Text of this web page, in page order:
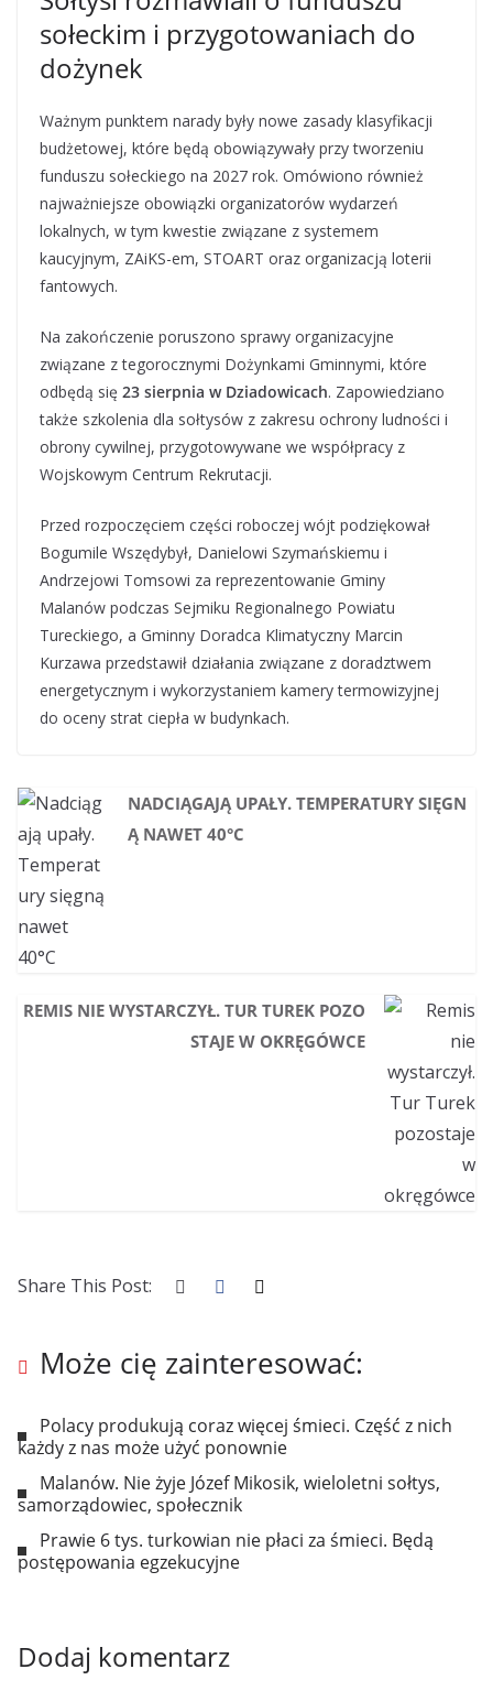
sołeckim i przygotowaniach do
dożynek
Ważnym punktem narady były nowe zasady klasyfikacji
budżetowej, które będą obowiązywały przy tworzeniu
funduszu sołeckiego na 2027 rok. Omówiono również
najważniejsze obowiązki organizatorów wydarzeń
lokalnych, w tym kwestie związane z systemem
kaucyjnym, ZAiKS-em, STOART oraz organizacją loterii
fantowych.
Na zakończenie poruszono sprawy organizacyjne
związane z tegorocznymi Dożynkami Gminnymi, które
odbędą się 23 sierpnia w Dziadowicach. Zapowiedziano
także szkolenia dla sołtysów z zakresu ochrony ludności i
obrony cywilnej, przygotowywane we współpracy z
Wojskowym Centrum Rekrutacji.
Przed rozpoczęciem części roboczej wójt podziękował
Bogumile Wszędybył, Danielowi Szymańskiemu i
Andrzejowi Tomsowi za reprezentowanie Gminy
Malanów podczas Sejmiku Regionalnego Powiatu
Tureckiego, a Gminny Doradca Klimatyczny Marcin
Kurzawa przedstawił działania związane z doradztwem
energetycznym i wykorzystaniem kamery termowizyjnej
do oceny strat ciepła w budynkach.
NADCIĄGAJĄ UPAŁY. TEMPERATURY SIĘGN
Ą NAWET 40°C
REMIS NIE WYSTARCZYŁ. TUR TUREK POZO
STAJE W OKRĘGÓWCE
Share This Post:
Może cię zainteresować:
Polacy produkują coraz więcej śmieci. Część z nich
każdy z nas może użyć ponownie
Malanów. Nie żyje Józef Mikosik, wieloletni sołtys,
samorządowiec, społecznik
Prawie 6 tys. turkowian nie płaci za śmieci. Będą
postępowania egzekucyjne
Dodaj komentarz